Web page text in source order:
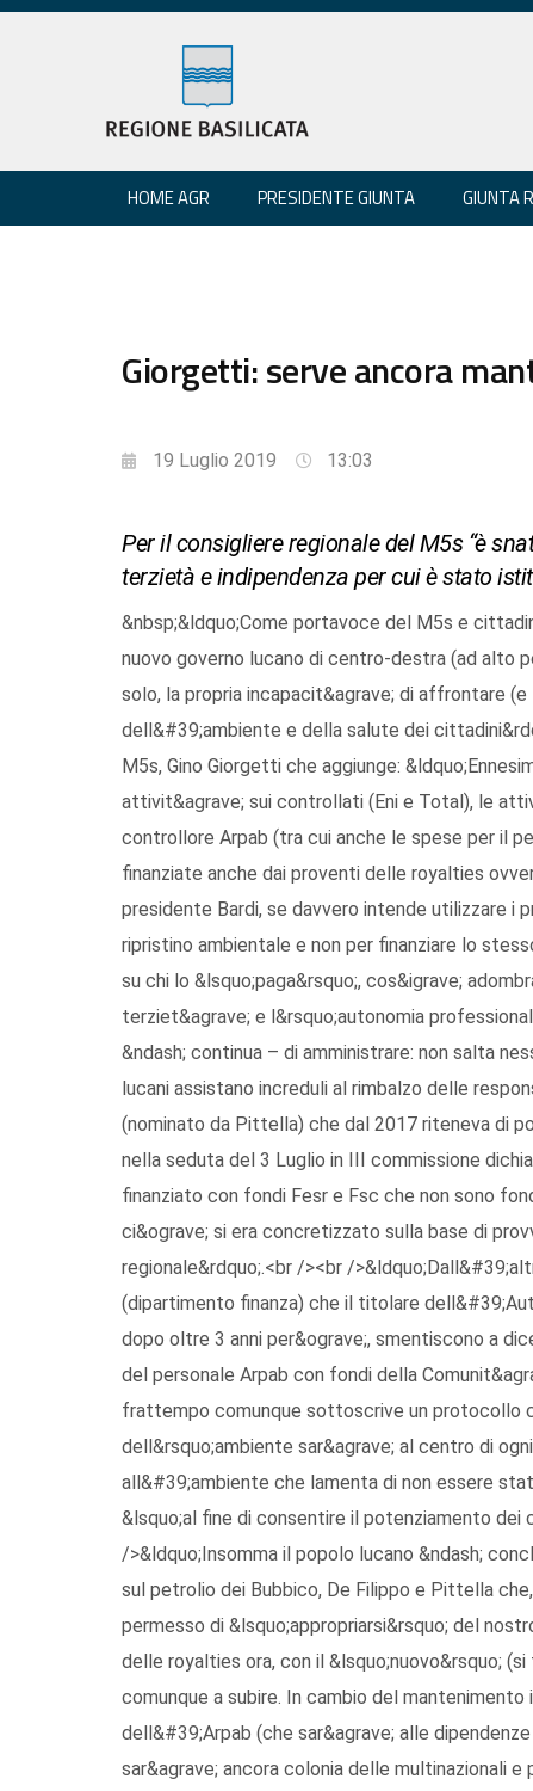
HOME AGR PRESIDENTE GIUNTA GIUNTA
Giorgetti: serve ancora
19 Luglio 2019 13:03
Per il consigliere regionale del M5s “è
terzietà e indipendenza per cui è stato
&nbsp;&ldquo;Come portavoce del M5s e
nuovo governo lucano di centro-destra (ad alto
solo, la propria incapacit&agrave; di affrontare
dell&#39;ambiente e della salute dei
M5s, Gino Giorgetti che aggiunge:
attivit&agrave; sui controllati (Eni e Total), le
controllore Arpab (tra cui anche le spese per il
finanziate anche dai proventi delle royalties
presidente Bardi, se davvero intende utilizzare
ripristino ambientale e non per finanziare lo
su chi lo &lsquo;paga&rsquo;, cos&igrave;
terziet&agrave; e l&rsquo;autonomia
&ndash; continua – di amministrare: non salta
lucani assistano increduli al rimbalzo delle
(nominato da Pittella) che dal 2017 riteneva di
nella seduta del 3 Luglio in III commissione
finanziato con fondi Fesr e Fsc che non sono
ci&ograve; si era concretizzato sulla base di
regionale&rdquo;.<br /><br /
(dipartimento finanza) che il titolare
dopo oltre 3 anni per&ograve;, smentiscono a
del personale Arpab con fondi della
frattempo comunque sottoscrive un protocollo
dell&rsquo;ambiente sar&agrave; al centro di
all&#39;ambiente che lamenta di non essere
&lsquo;al fine di consentire il potenziamento dei
/>&ldquo;Insomma il popolo lucano &ndash;
sul petrolio dei Bubbico, De Filippo e Pittella
permesso di &lsquo;appropriarsi&rsquo; del
delle royalties ora, con il &lsquo;nuovo&rsquo;
comunque a subire. In cambio del
dell&#39;Arpab (che sar&agrave; alle
sar&agrave; ancora colonia delle multinazionali